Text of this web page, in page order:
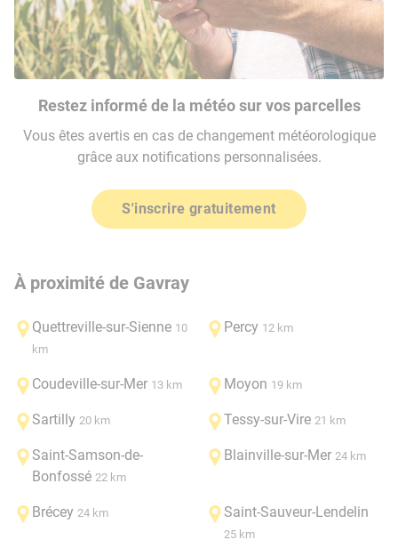
Restez informé de la météo sur vos parcelles
Vous êtes avertis en cas de changement météorologique
grâce aux notifications personnalisées.
S'inscrire gratuitement
À proximité de Gavray
Quettreville-sur-Sienne 10
km
Percy 12 km
Coudeville-sur-Mer 13 km Moyon 19 km
Sartilly 20 km Tessy-sur-Vire 21 km
Saint-Samson-de-
Bonfossé 22 km
Blainville-sur-Mer 24 km
Brécey 24 km Saint-Sauveur-Lendelin
25 km